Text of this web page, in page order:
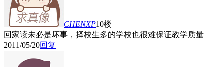
CHENXP10楼
回家读未必是坏事，择校生多的学校也很难保证教学质量
2011/05/20回复